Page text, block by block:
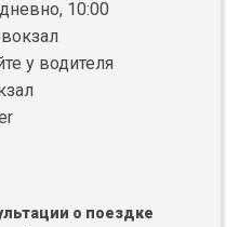
10:00
у водителя
о поездке